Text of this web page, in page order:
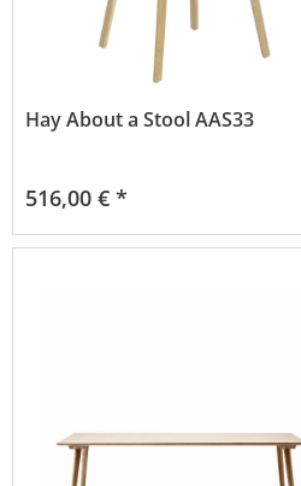
Hay About a Stool AAS33
516,00 € *